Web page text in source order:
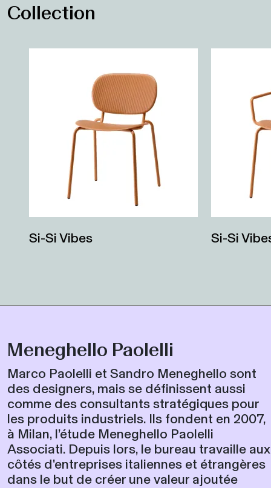
Collection
Si-Si Vibes Si-Si
Meneghello Paolelli
Marco Paolelli et Sandro Meneghello sont
des designers, mais se définissent aussi
comme des consultants stratégiques pour
les produits industriels. Ils fondent en 2007,
à Milan, l’étude Meneghello Paolelli
Associati. Depuis lors, le bureau travaille aux
côtés d'entreprises italiennes et étrangères
dans le but de créer une valeur ajoutée